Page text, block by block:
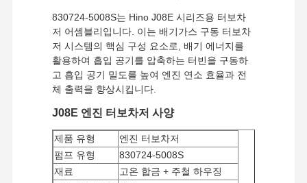
830724-5008S는 Hino J08E 시리즈용 터보차
저 어셈블리입니다. 이는 배기가스 구동 터보차
저 시스템의 핵심 구성 요소로, 배기 에너지를
활용하여 흡입 공기를 압축하는 터빈을 구동하
고 흡입 공기 밀도를 높여 엔진 연소 효율과 전
체 출력을 향상시킵니다.
J08E 엔진 터보차저 사양
제품 유형
엔진 터보차저
펌프 유형
830724-5008S
재료
고온 합금 + 주철 하우징